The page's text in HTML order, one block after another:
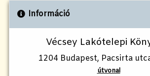
Információ
Vécsey Lakótelepi
1204 Budapest, Pacsirta
útvonal